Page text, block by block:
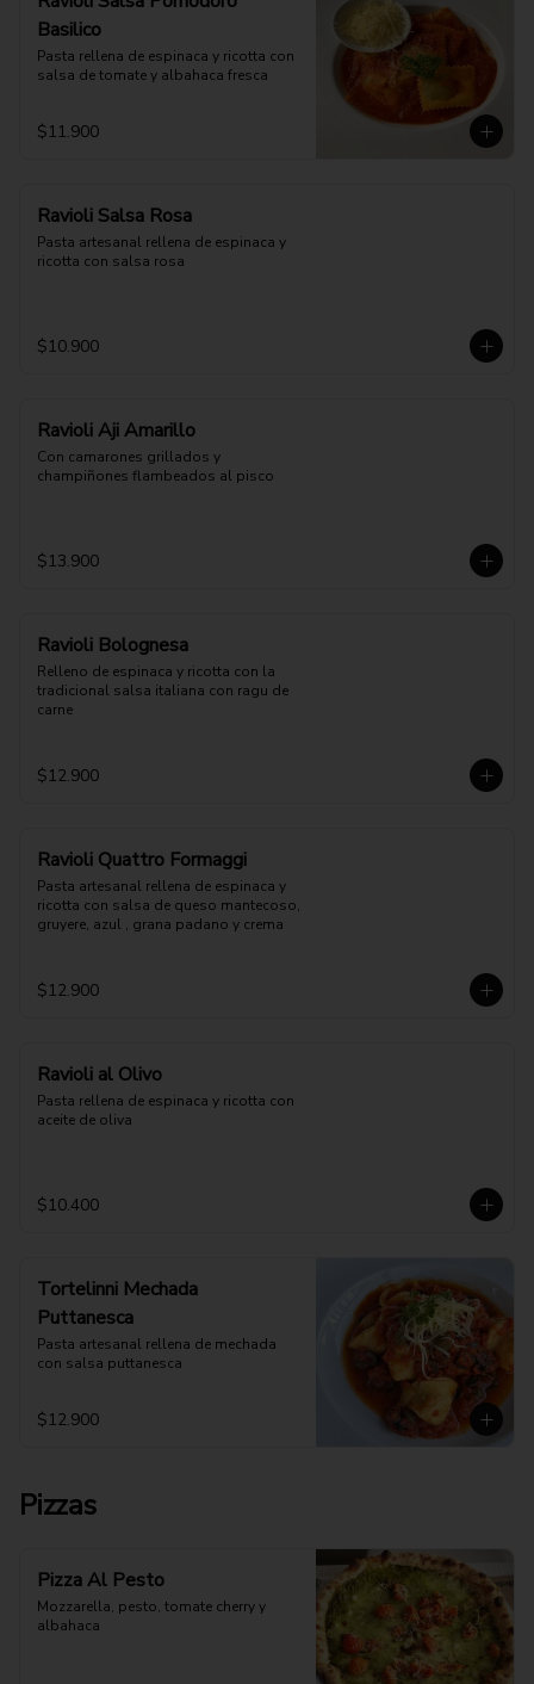
Basilico
Pasta rellena de espinaca y ricotta con
salsa de tomate y albahaca fresca
$11.900
Ravioli Salsa Rosa
Pasta artesanal rellena de espinaca y
ricotta con salsa rosa
$10.900
Ravioli Aji Amarillo
Con camarones grillados y
champiñones flambeados al pisco
$13.900
Ravioli Bolognesa
Relleno de espinaca y ricotta con la
tradicional salsa italiana con ragu de
carne
$12.900
Ravioli Quattro Formaggi
Pasta artesanal rellena de espinaca y
ricotta con salsa de queso mantecoso,
gruyere, azul , grana padano y crema
$12.900
Ravioli al Olivo
Pasta rellena de espinaca y ricotta con
aceite de oliva
$10.400
Tortelinni Mechada
Puttanesca
Pasta artesanal rellena de mechada
con salsa puttanesca
$12.900
Pizzas
Pizza Al Pesto
Mozzarella, pesto, tomate cherry y
albahaca